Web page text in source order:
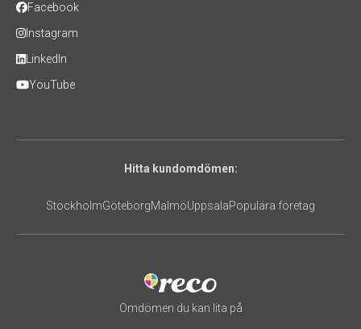
Facebook
Instagram
LinkedIn
YouTube
Hitta kundomdömen:
StockholmGöteborgMalmöUppsalaPopulära företag
Omdömen du kan lita på